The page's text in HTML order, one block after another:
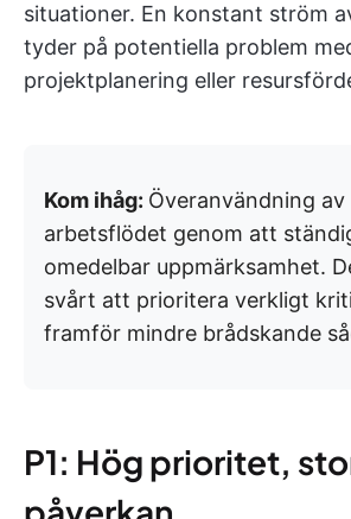
situationer. En konstant ström
tyder på potentiella problem
projektplanering eller
Kom ihåg: Överanvändning
arbetsflödet genom att
omedelbar uppmärksamhet.
svårt att prioritera verkligt
framför mindre brådskande
P1: Hög prioritet,